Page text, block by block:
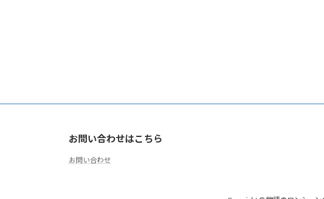
お問い合わせはこちら
お問い合わせ